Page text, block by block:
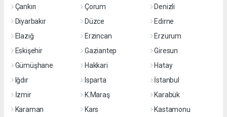
Çankırı
Çorum
Denizli
Diyarbakır
Düzce
Edirne
Elazığ
Erzincan
Erzurum
Eskişehir
Gaziantep
Giresun
Gümüşhane
Hakkari
Hatay
Iğdır
Isparta
İstanbul
İzmir
K.Maraş
Karabük
Karaman
Kars
Kastamonu